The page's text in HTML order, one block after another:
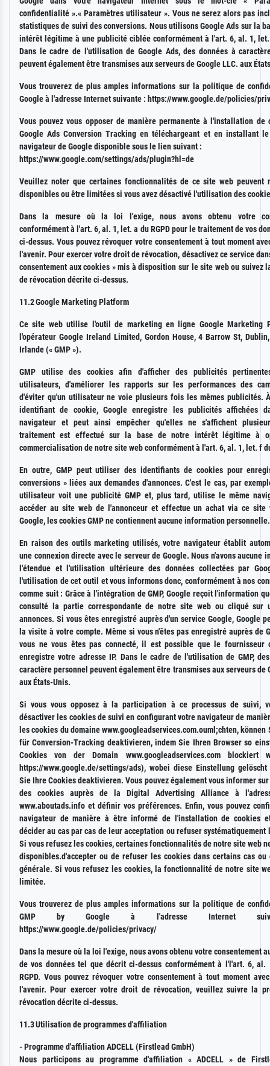
confidentialité ».« Paramètres utilisateur ». Vous ne serez alors pas
statistiques de suivi des conversions. Nous utilisons Google Ads sur la
intérêt légitime à une publicité ciblée conformément à l'art. 6, al. 1, let.
Dans le cadre de l'utilisation de Google Ads, des données à
peuvent également être transmises aux serveurs de Google LLC. aux
Vous trouverez de plus amples informations sur la politique de
Google à l'adresse Internet suivante : https://www.google.de/policies/
Vous pouvez vous opposer de manière permanente à l'installation de
Google Ads Conversion Tracking en téléchargeant et en installant
navigateur de Google disponible sous le lien suivant :
https://www.google.com/settings/ads/plugin?hl=de
Veuillez noter que certaines fonctionnalités de ce site web peuvent
disponibles ou être limitées si vous avez désactivé l'utilisation des
Dans la mesure où la loi l'exige, nous avons obtenu votre
conformément à l'art. 6, al. 1, let. a du RGPD pour le traitement de vos
ci-dessus. Vous pouvez révoquer votre consentement à tout moment
l'avenir. Pour exercer votre droit de révocation, désactivez ce service
consentement aux cookies » mis à disposition sur le site web ou suivez
de révocation décrite ci-dessus.
11.2Google Marketing Platform
Ce site web utilise l'outil de marketing en ligne Google Marketing
l'opérateur Google Ireland Limited, Gordon House, 4 Barrow St, Dublin,
Irlande (« GMP »).
GMP utilise des cookies afin d'afficher des publicités
utilisateurs, d'améliorer les rapports sur les performances des
d'éviter qu'un utilisateur ne voie plusieurs fois les mêmes publicités.
identifiant de cookie, Google enregistre les publicités affichées
navigateur et peut ainsi empêcher qu'elles ne s'affichent
traitement est effectué sur la base de notre intérêt légitime à
commercialisation de notre site web conformément à l'art. 6, al. 1, let. f
En outre, GMP peut utiliser des identifiants de cookies pour
conversions » liées aux demandes d'annonces. C'est le cas, par
utilisateur voit une publicité GMP et, plus tard, utilise le même
accéder au site web de l'annonceur et effectue un achat via ce site
Google, les cookies GMP ne contiennent aucune information personnelle.
En raison des outils marketing utilisés, votre navigateur établit
une connexion directe avec le serveur de Google. Nous n'avons aucune
l'étendue et l'utilisation ultérieure des données collectées par
l'utilisation de cet outil et vous informons donc, conformément à nos
comme suit : Grâce à l'intégration de GMP, Google reçoit l'information
consulté la partie correspondante de notre site web ou cliqué sur
annonces. Si vous êtes enregistré auprès d'un service Google, Google
la visite à votre compte. Même si vous n'êtes pas enregistré auprès de
vous ne vous êtes pas connecté, il est possible que le fournisseur
enregistre votre adresse IP. Dans le cadre de l'utilisation de GMP,
caractère personnel peuvent également être transmises aux serveurs de
aux États-Unis.
Si vous vous opposez à la participation à ce processus de suivi,
désactiver les cookies de suivi en configurant votre navigateur de
les cookies du domaine www.googleadservices.com.ouml;chten, können
für Conversion-Tracking deaktivieren, indem Sie Ihren Browser so
Cookies von der Domain www.googleadservices.com blockiert
https://www.google.de/settings/ads), wobei diese Einstellung
Sie Ihre Cookies deaktivieren. Vous pouvez également vous informer
des cookies auprès de la Digital Advertising Alliance à
www.aboutads.info et définir vos préférences. Enfin, vous pouvez
navigateur de manière à être informé de l'installation de cookies
décider au cas par cas de leur acceptation ou refuser systématiquement
Si vous refusez les cookies, certaines fonctionnalités de notre site web
disponibles.d'accepter ou de refuser les cookies dans certains cas ou
générale. Si vous refusez les cookies, la fonctionnalité de notre site
limitée.
Vous trouverez de plus amples informations sur la politique de
GMP by Google à l'adresse Internet
https://www.google.de/policies/privacy/
Dans la mesure où la loi l'exige, nous avons obtenu votre consentement
de vos données tel que décrit ci-dessus conformément à l'l'art. 6,
RGPD. Vous pouvez révoquer votre consentement à tout moment
l'avenir. Pour exercer votre droit de révocation, veuillez suivre la
révocation décrite ci-dessus.
11.3Utilisation de programmes d'affiliation
- Programme d'affiliation ADCELL (Firstlead GmbH)
Nous participons au programme d'affiliation « ADCELL » de